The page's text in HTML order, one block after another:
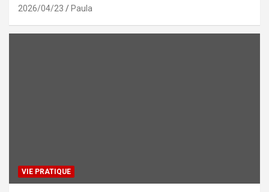
2026/04/23 Paula
VIE PRATIQUE